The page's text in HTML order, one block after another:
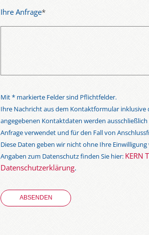
Ihre Anfrage*
Mit * markierte Felder sind Pflichtfelder.
Ihre Nachricht aus dem Kontaktformular
angegebenen Kontaktdaten werden
Anfrage verwendet und für den Fall von
Diese Daten geben wir nicht ohne Ihre
Angaben zum Datenschutz finden Sie hier: KERN
Datenschutzerklärung.